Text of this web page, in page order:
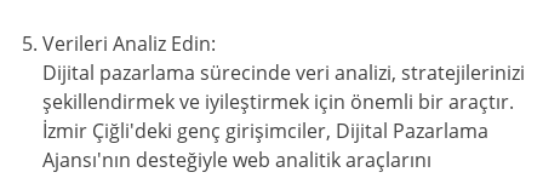
Verileri Analiz Edin:
Dijital pazarlama sürecinde veri analizi, stratejilerinizi
şekillendirmek ve iyileştirmek için önemli bir araçtır.
İzmir Çiğli'deki genç girişimciler, Dijital Pazarlama
Ajansı'nın desteğiyle web analitik araçlarını